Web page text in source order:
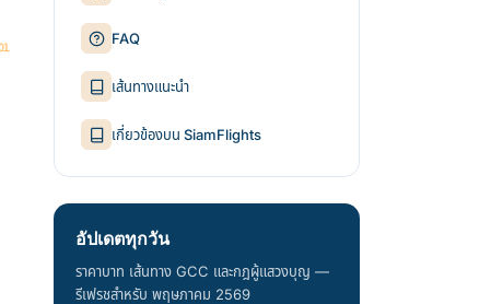
FAQ
เส้นทางแนะนำ
เกี่ยวข้องบน SiamFlights
อัปเดตทุกวัน
ราคาบาท เส้นทาง GCC และกฎผู้แสวงบุญ —
รีเฟรชสำหรับ พฤษภาคม 2569